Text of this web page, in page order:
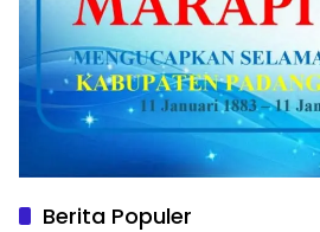
Berita Populer